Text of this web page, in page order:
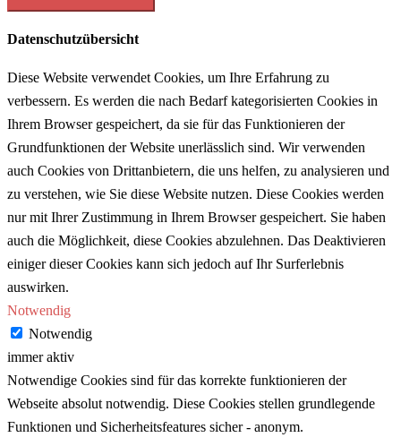
Datenschutzübersicht
Diese Website verwendet Cookies, um Ihre Erfahrung zu
verbessern. Es werden die nach Bedarf kategorisierten Cookies in
Ihrem Browser gespeichert, da sie für das Funktionieren der
Grundfunktionen der Website unerlässlich sind. Wir verwenden
auch Cookies von Drittanbietern, die uns helfen, zu analysieren und
zu verstehen, wie Sie diese Website nutzen. Diese Cookies werden
nur mit Ihrer Zustimmung in Ihrem Browser gespeichert. Sie haben
auch die Möglichkeit, diese Cookies abzulehnen. Das Deaktivieren
einiger dieser Cookies kann sich jedoch auf Ihr Surferlebnis
auswirken.
Notwendig
Notwendig
immer aktiv
Notwendige Cookies sind für das korrekte funktionieren der
Webseite absolut notwendig. Diese Cookies stellen grundlegende
Funktionen und Sicherheitsfeatures sicher - anonym.